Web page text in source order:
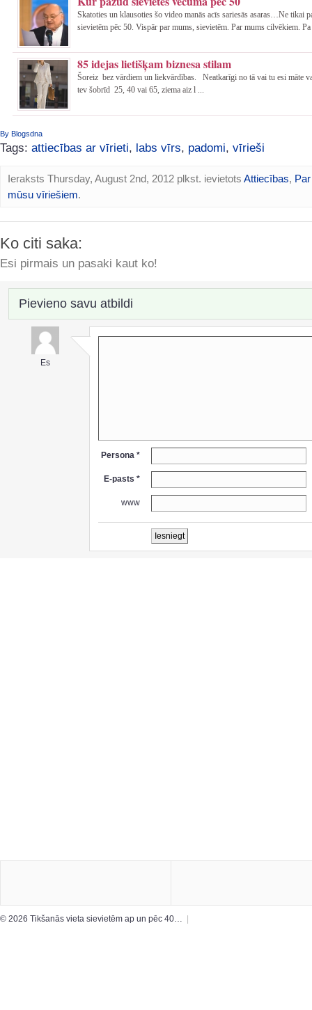
Skatoties un klausoties šo video manās acīs sariesās asaras…Ne tikai
sievietēm pēc 50. Vispār par mums, sievietēm. Par mums cilvēkiem.
85 idejas lietišķam biznesa stilam
Šoreiz bez vārdiem un liekvārdības. Neatkarīgi no tā vai tu esi māte
tev šobrīd 25, 40 vai 65, ziema aiz l ...
By Blogsdna
Tags: attiecības ar vīrieti, labs vīrs, padomi, vīrieši
Ieraksts Thursday, August 2nd, 2012 plkst. ievietots Attiecības,
mūsu vīriešiem.
Ko citi saka:
Esi pirmais un pasaki kaut ko!
Pievieno savu atbildi
Es
Persona *
E-pasts *
www
© 2026 Tikšanās vieta sievietēm ap un pēc 40…